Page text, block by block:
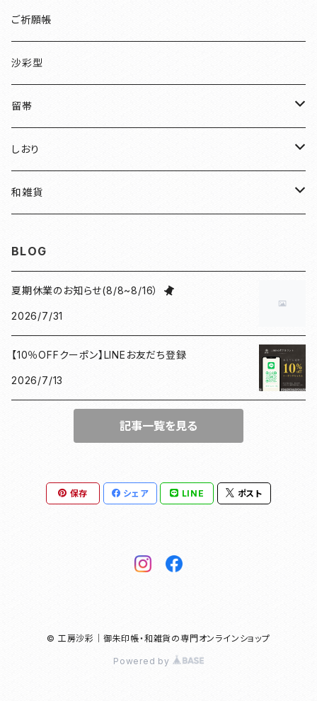
檜
伏見稲荷
友禅
明智光秀
和装
北条義時
ご祈願帳
沙彩型
留帯
ちりめん
水引
しおり
ちりめん
和雑貨
プレート
BLOG
夏期休業のお知らせ(8/8~8/16）
2026/7/31
【10％OFFクーポン】LINEお友だち登録
2026/7/13
記事一覧を見る
保存 シェア LINE ポスト
© 工房沙彩｜御朱印帳・和雑貨の専門オンラインショップ
Powered by